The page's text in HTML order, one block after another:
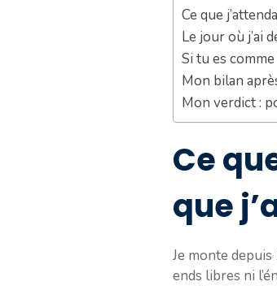
Ce que
Le jour où j’ai
Si tu es
Mon bilan
Mon verdict :
Ce
que
Je monte depuis
ends libres ni